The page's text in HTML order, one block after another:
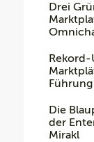
Drei
Rekord-
Führung
Die
der
Mirakl